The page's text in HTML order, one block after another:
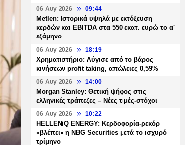
06 Αυγ 2026 09:44
Metlen: Ιστορικά υψηλά με εκτόξευση
κερδών και EBITDA στα 550 εκατ. ευρώ το α'
εξάμηνο
06 Αυγ 2026 18:19
Χρηματιστήριο: Λύγισε από το βάρος
κινήσεων profit taking, απώλειες 0,59%
06 Αυγ 2026 14:00
Morgan Stanley: Θετική ψήφος στις
ελληνικές τράπεζες – Νέες τιμές-στόχοι
06 Αυγ 2026 10:22
HELLENiQ ENERGY: Κερδοφορία-ρεκόρ
«βλέπει» η NBG Securities μετά το ισχυρό
τρίμηνο